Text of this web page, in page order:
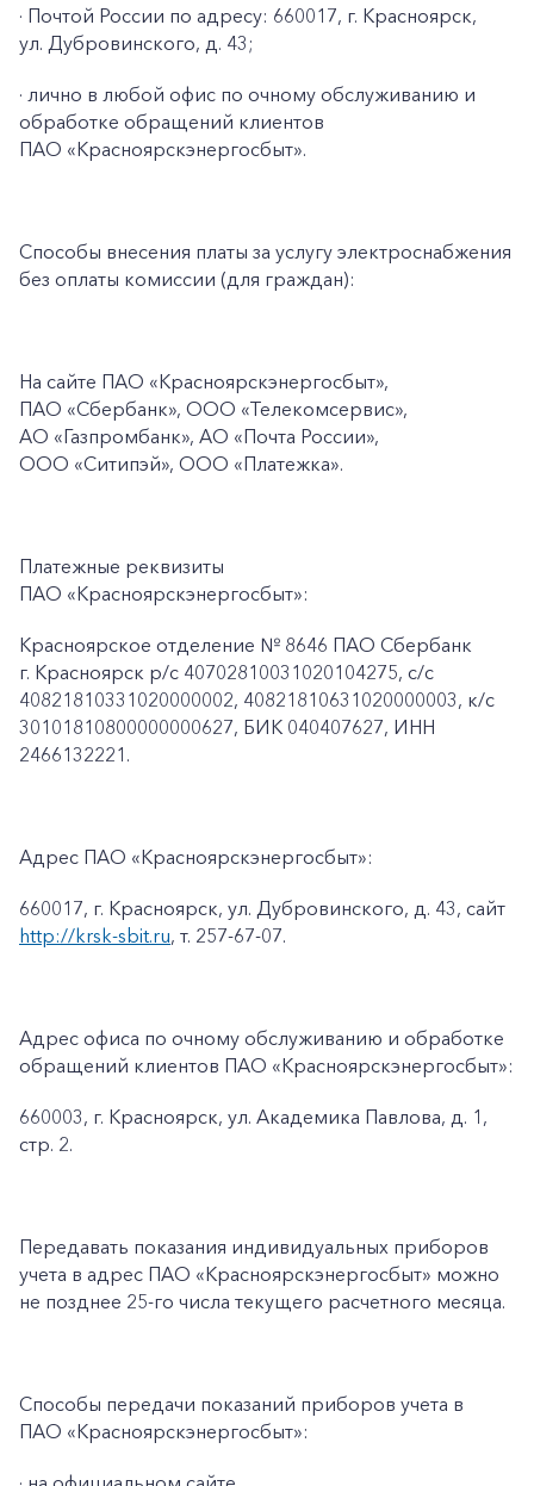
· Почтой России по адресу: 660017, г. Красноярск,
ул. Дубровинского, д. 43;
· лично в любой офис по очному обслуживанию и
обработке обращений клиентов
ПАО «Красноярскэнергосбыт».
Способы внесения платы за услугу электроснабжения
без оплаты комиссии (для граждан):
На сайте ПАО «Красноярскэнергосбыт»,
ПАО «Сбербанк», ООО «Телекомсервис»,
АО «Газпромбанк», АО «Почта России»,
ООО «Ситипэй», ООО «Платежка».
Платежные реквизиты
ПАО «Красноярскэнергосбыт»:
Красноярское отделение № 8646 ПАО Сбербанк
г. Красноярск p/c 40702810031020104275, с/с
40821810331020000002, 40821810631020000003, к/c
30101810800000000627, БИК 040407627, ИНН
2466132221.
Адрес ПАО «Красноярскэнергосбыт»:
660017, г. Красноярск, ул. Дубровинского, д. 43, сайт
http://krsk-sbit.ru, т. 257-67-07.
Адрес офиса по очному обслуживанию и обработке
обращений клиентов ПАО «Красноярскэнергосбыт»:
660003, г. Красноярск, ул. Академика Павлова, д. 1,
стр. 2.
Передавать показания индивидуальных приборов
учета в адрес ПАО «Красноярскэнергосбыт» можно
не позднее 25-го числа текущего расчетного месяца.
Способы передачи показаний приборов учета в
ПАО «Красноярскэнергосбыт»: